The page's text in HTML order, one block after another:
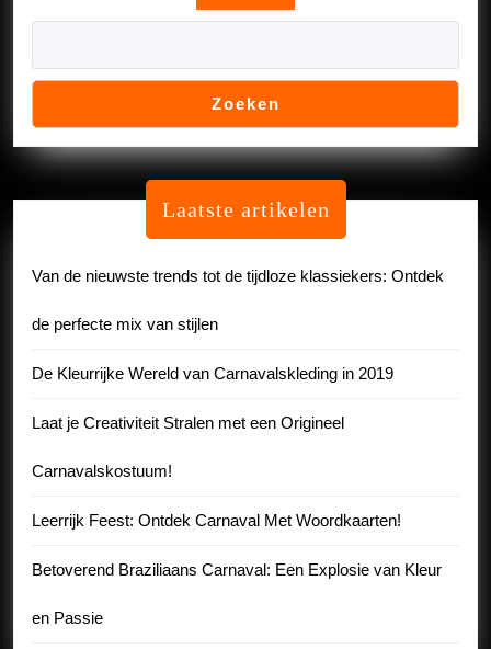
Zoeken
Laatste artikelen
Van de nieuwste trends tot de tijdloze klassiekers: Ontdek
de perfecte mix van stijlen
De Kleurrijke Wereld van Carnavalskleding in 2019
Laat je Creativiteit Stralen met een Origineel
Carnavalskostuum!
Leerrijk Feest: Ontdek Carnaval Met Woordkaarten!
Betoverend Braziliaans Carnaval: Een Explosie van Kleur
en Passie